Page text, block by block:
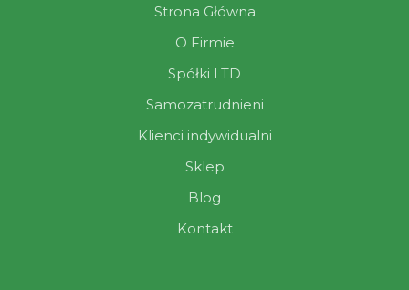
Strona Główna
O Firmie
Spółki LTD
Samozatrudnieni
Klienci indywidualni
Sklep
Blog
Kontakt